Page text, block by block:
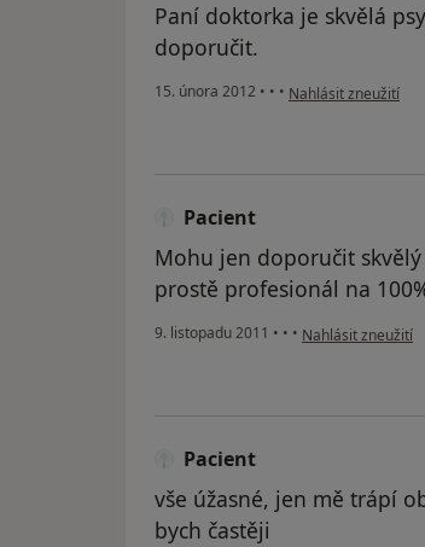
Paní doktorka je skvělá
doporučit.
15. února 2012 • • • podle názoru
Nahlásit zneužití
Pacient
Mohu jen doporučit
prostě profesionál na
9. listopadu 2011 • • • podle názoru
Nahlásit zneužití
Pacient
vše úžasné, jen mě trápí
bych častěji